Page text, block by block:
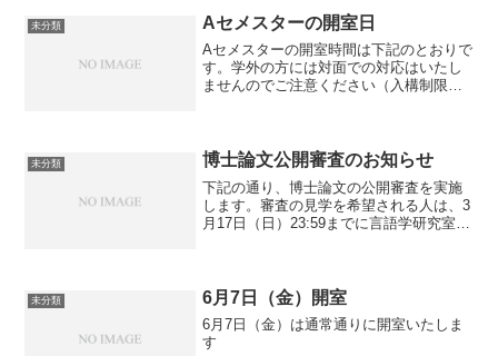
未分類 Aセメスターの開室日
Aセメスターの開室時間は下記のとおりで
す。学外の方には対面での対応はいたし
ませんのでご注意ください（入構制限が
さい。学内他...
未分類 博士論文公開審査のお知らせ
下記の通り、博士論文の公開審査を実施
します。審査の見学を希望される人は、3
月17日（日）23:59までに言語学研究室助
未分類 6月7日（金）開室
6月7日（金）は通常通りに開室いたしま
す